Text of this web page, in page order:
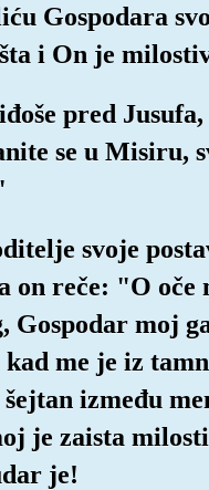
Gospodara
i On je
pred
se u Misiru,
svoje
on reče: "O oče
Gospodar moj
me je iz
između
je zaista
je!